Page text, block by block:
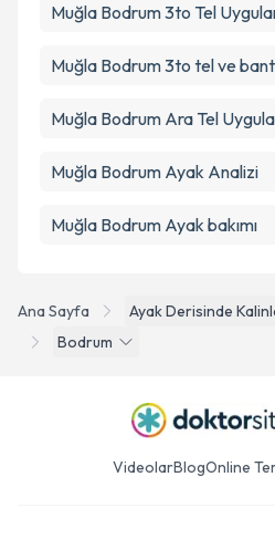
Ana Sayfa Ayak Derisinde
Bodrum
Muğla Bodrum 3to Tel
Muğla Bodrum 3to tel ve bant
Muğla Bodrum Ara Tel
Muğla Bodrum Ayak Analizi
Muğla Bodrum Ayak bakımı
VideolarBlogOnline